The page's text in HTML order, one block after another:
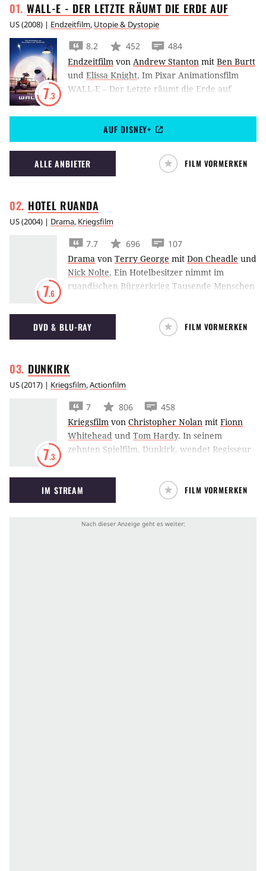
WALL-E - DER LETZTE RÄUMT DIE ERDEAUF
US(2008) | Endzeitfilm, Utopie & Dystopie
7.3
8.2 452
484
Endzeitfilm von Andrew Stanton mit Ben Burtt
und Elissa Knight. Im Pixar Animationsfilm
WALL-E – Der Letzte räumt die Erde auf
verlassenen Erde in die elegante Maschine
AUF DISNEY+
ALLE ANBIETER FILM VORMERKEN
HOTEL RUANDA
US(2004) | Drama, Kriegsfilm
7.6
7.7 696
107
Drama von Terry George mit Don Cheadle und
Nick Nolte. Ein Hotelbesitzer nimmt im
ruandischen Bürgerkrieg Tausende Menschen
DVD & BLU-RAY FILM VORMERKEN
DUNKIRK
US(2017) | Kriegsfilm,Actionfilm
7.3
7 806
458
Kriegsfilm von Christopher Nolan mit Fionn
Whitehead und Tom Hardy. In seinem
zehnten Spielfilm, Dunkirk, wendet Regisseur
Zweiten Weltkrieg zu, als die deutsche
Streitmacht 1940 tausende Soldaten in
Dünkirchen eingekesselt hat.
IM STREAM FILM VORMERKEN